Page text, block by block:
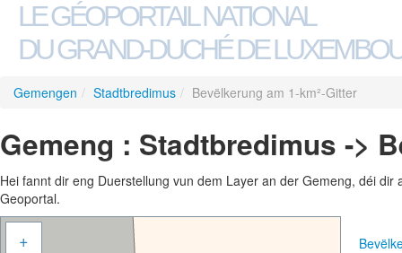
LE GÉOPORTAIL NATIONAL
DU GRAND-DUCHÉ DE
Gemengen / Stadtbredimus / Bevëlkerung am 1-km²-Gitter
Gemeng : Stadtbredimus ->
Hei fannt dir eng Duerstellung vun dem Layer an der Gemeng, déi
Geoportal.
+